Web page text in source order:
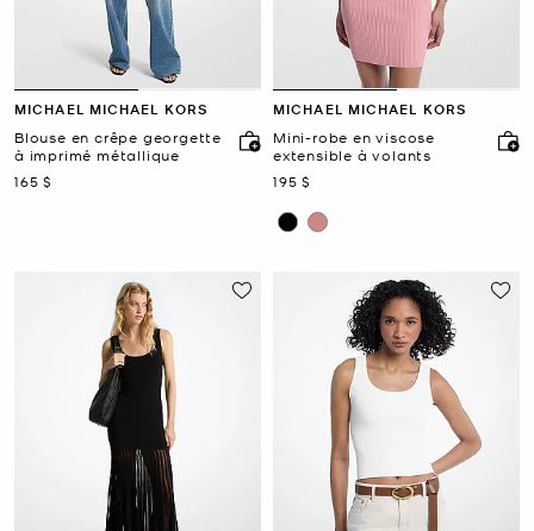
MICHAEL MICHAEL KORS
Blouse en crêpe georgette
à imprimé métallique
maintenant
165 $
MICHAEL MICHAEL KORS
Mini-robe en viscose
extensible à volants
maintenant
195 $